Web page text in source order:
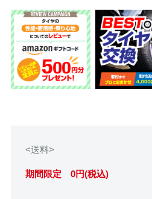
<送料>
期間限定 0円(税込)